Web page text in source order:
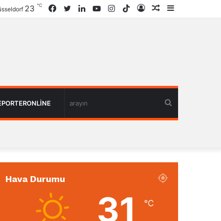
Rastgele
Giriş
TikTok
Instagram
YouTube
LinkedIn
Twitter
Facebook
23 ℃
Hava Durumu
31 ℃